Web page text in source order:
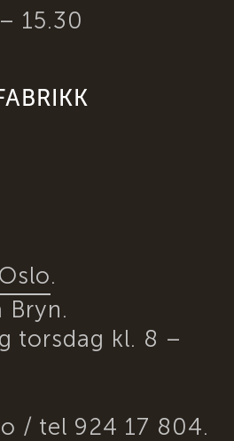
15.30
.
Bryn.
torsdag kl. 8 –
/ tel 924 17 804.